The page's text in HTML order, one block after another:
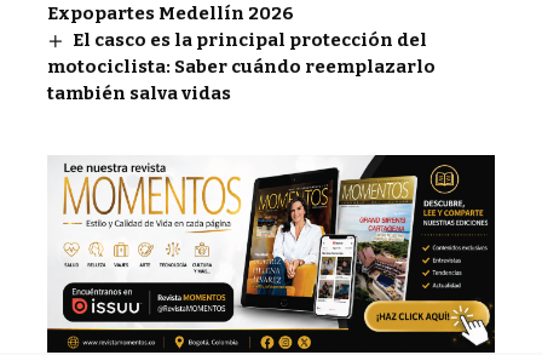
Expopartes Medellín 2026
El casco es la principal protección del
motociclista: Saber cuándo reemplazarlo
también salva vidas